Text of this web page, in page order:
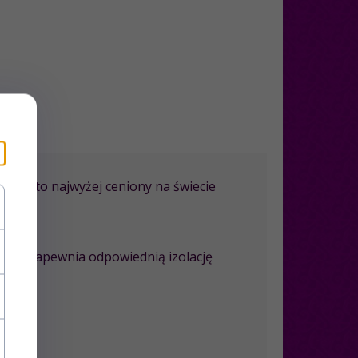
to najwyżej ceniony na świecie
zapewnia odpowiednią izolację